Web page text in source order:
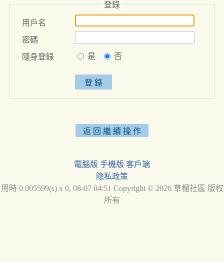
登錄
用戶名
密碼
隱身登錄
是 否
電腦版 手機版 客戶端
隐私政策
用時 0.005599(s) x 0, 08-07 04:51 Copyright © 2026 草榴社區 版权
所有